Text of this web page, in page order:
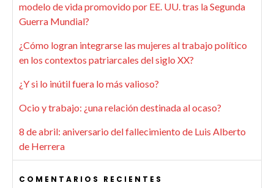
modelo de vida promovido por EE. UU. tras la Segunda
Guerra Mundial?
¿Cómo logran integrarse las mujeres al trabajo político
en los contextos patriarcales del siglo XX?
¿Y si lo inútil fuera lo más valioso?
Ocio y trabajo: ¿una relación destinada al ocaso?
8 de abril: aniversario del fallecimiento de Luis Alberto
de Herrera
COMENTARIOS RECIENTES